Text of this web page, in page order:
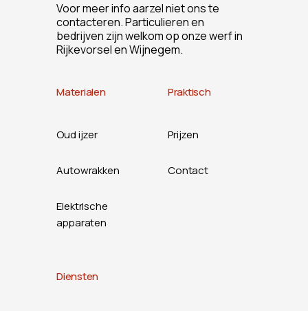
Voor meer info aarzel niet ons te
contacteren. Particulieren en
bedrijven zijn welkom op onze werf in
Rijkevorsel en Wijnegem.
Materialen
Oud ijzer
Autowrakken
Elektrische
apparaten
Praktisch
Prijzen
Contact
Diensten